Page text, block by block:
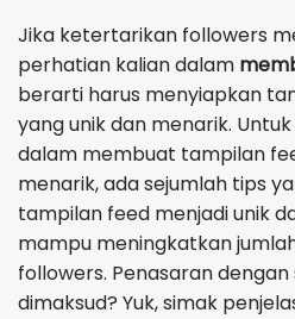
Jika ketertarikan followers
perhatian kalian dalam
berarti harus menyiapkan
yang unik dan menarik.
dalam membuat tampilan
menarik, ada sejumlah tips
tampilan feed menjadi unik
mampu meningkatkan
followers. Penasaran
dimaksud? Yuk, simak